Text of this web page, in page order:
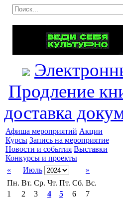
Продление
доставка
Афиша мероприятий Акции
Курсы Запись на мероприятие
Новости и события Выставки
Конкурсы и проекты
«
Июль
»
Пн. Вт. Ср. Чт. Пт. Сб. Вс.
1
2 3 4 5 6
7